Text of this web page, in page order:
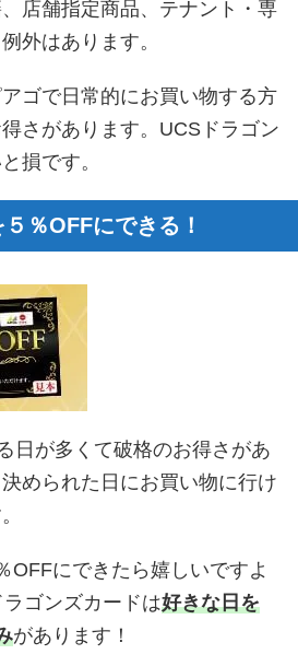
店舗指定商品、テナント・専
外はあります。
ゴで日常的にお買い物する方
さがあります。UCSドラゴン
損です。
％OFFにできる！
日が多くて破格のお得さがあ
められた日にお買い物に行け
OFFにできたら嬉しいですよ
ゴンズカードは好きな日を
があります！